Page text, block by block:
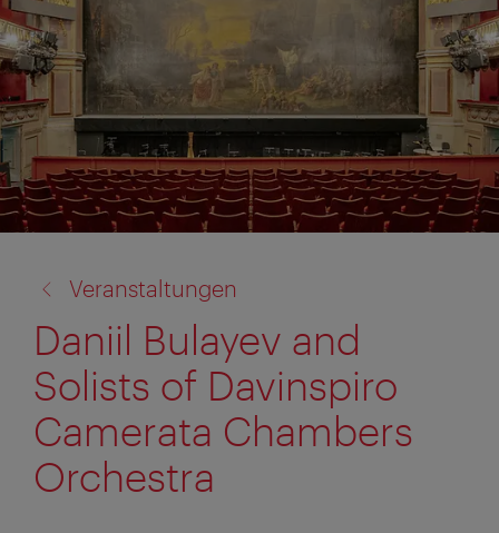
zu:
Veranstaltungen
Daniil Bulayev and
Solists of Davinspiro
Camerata Chambers
Orchestra